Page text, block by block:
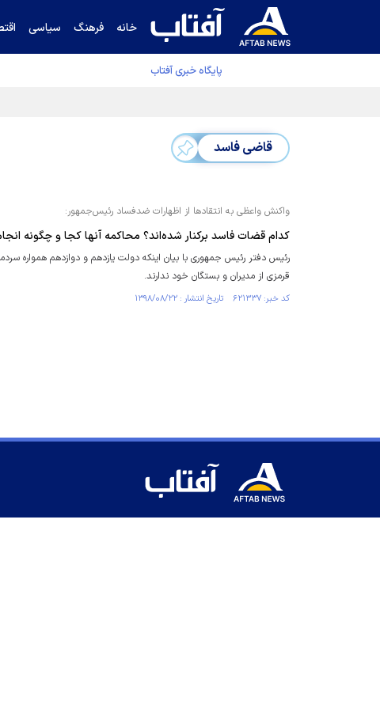
خانه فرهنگ سیاسی
پایگاه خبری آفتاب
قاضی فاسد
واکنش واعظی به انتقادها از اظهارات ضدفساد رئیس‌جمهور:
کدام قضات فاسد برکنار شده‌اند؟ محاکمه آنها کجا و چگونه
رئیس دفتر رئیس جمهوری با بیان اینکه دولت یازدهم و دوازدهم همواره
قرمزی از مدیران و بستگان خود ندارند.
کد خبر: ۶۲۱۳۳۷ تاریخ انتشار : ۱۳۹۸/۰۸/۲۲